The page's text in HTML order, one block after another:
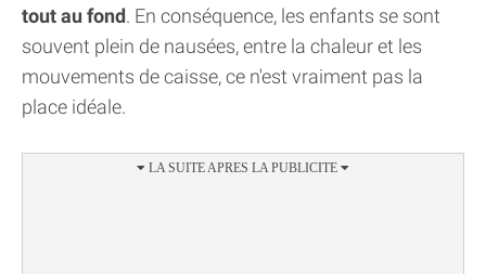
tout au fond. En conséquence, les enfants se sont
souvent plein de nausées, entre la chaleur et les
mouvements de caisse, ce n'est vraiment pas la
place idéale.